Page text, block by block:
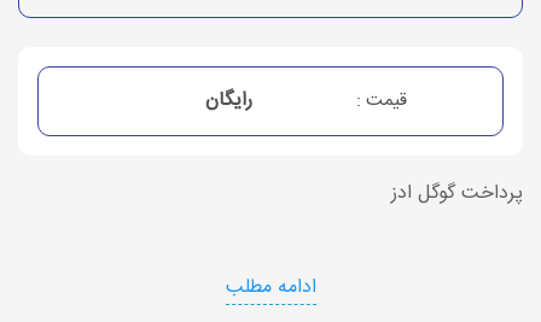
قیمت : رایگان
پرداخت گوگل ادز
ادامه مطلب